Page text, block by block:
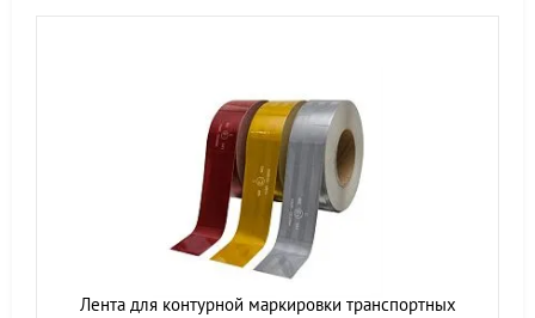
Лента для контурной маркировки транспортных